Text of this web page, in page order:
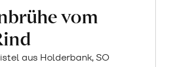
vom
aus Holderbank, SO